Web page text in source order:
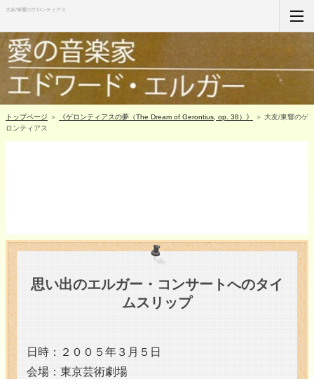
大友/東響のゲロンティアス
ホーム
RSS購読
サイトマップ
トップページ ＞ 《ゲロンティアスの夢（The Dream of Gerontius, op. 38）》
＞ 大友/東響のゲ
ロンティアス
思い出のエルガー・コンサートへのタイ
ムスリップ
日時：２００５年３月５日
会場：東京芸術劇場